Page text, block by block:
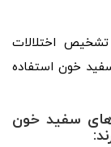
اختلالات
سفید خون استفاده
های سفید خون